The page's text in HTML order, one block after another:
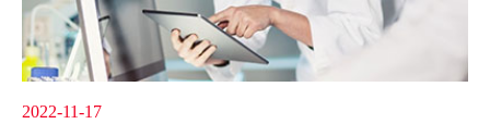
2022-11-17